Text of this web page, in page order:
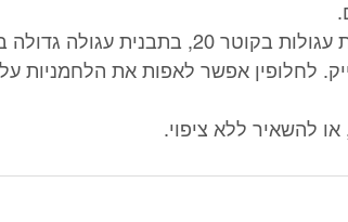
לחלופין אפשר לאפות את הלחמניות
להשאיר ללא ציפוי.